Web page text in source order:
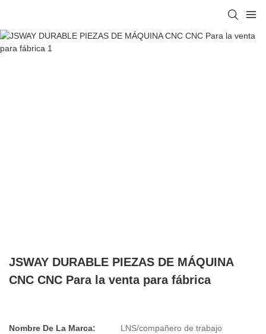
JSWAY DURABLE PIEZAS DE MÁQUINA
CNC CNC Para la venta para fábrica
Nombre De La Marca:
LNS/compañero de trabajo